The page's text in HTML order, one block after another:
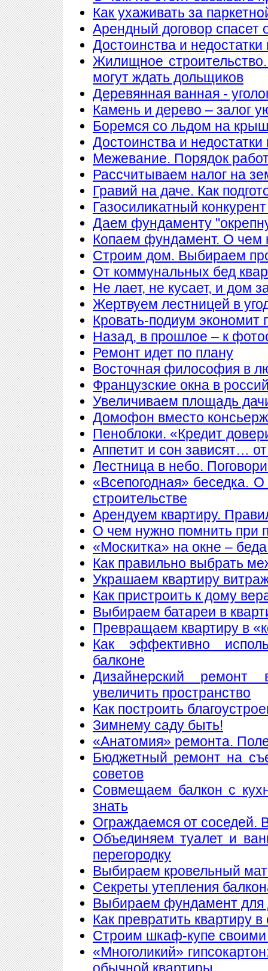
Как ухаживать за
Арендный договор спасет
Достоинства и
Жилищное
могут ждать дольщиков
Деревянная ванная -
Камень и дерево – залог
Боремся со льдом на
Достоинства и
Межевание. Порядок
Рассчитываем налог на
Гравий на даче. Как
Газосиликатный
Даем фундаменту
Копаем фундамент. О чем
Строим дом. Выбираем
От коммунальных бед
Не лает, не кусает, и дом
Жертвуем лестницей в
Кровать-подиум экономит
Назад, в прошлое – к
Ремонт идет по плану
Восточная философия в
Французские окна в
Увеличиваем площадь
Домофон вместо
Пеноблоки. «Кредит
Аппетит и сон зависят…
Лестница в небо.
«Всепогодная» беседка.
строительстве
Арендуем квартиру.
О чем нужно помнить при
«Москитка» на окне –
Как правильно выбрать
Украшаем квартиру
Как пристроить к дому
Выбираем батареи в
Превращаем квартиру в
Как эффективно
балконе
Дизайнерский
увеличить пространство
Как построить
Зимнему саду быть!
«Анатомия» ремонта.
Бюджетный ремонт на
советов
Совмещаем балкон с
знать
Ограждаемся от соседей.
Объединяем туалет и
перегородку
Выбираем кровельный
Секреты утепления
Выбираем фундамент для
Как превратить квартиру
Строим шкаф-купе
«Многоликий»
обычной квартиры